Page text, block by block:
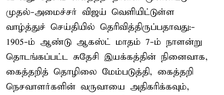
முதல்-அமைச்சர் விஜய் வெளியிட்டுள்ள
வாழ்த்துச் செய்தியில் தெரிவித்திருப்பதாவது:-
1905-ம் ஆண்டு ஆகஸ்ட் மாதம் 7-ம் நாளன்று
தொடங்கப்பட்ட சுதேசி இயக்கத்தின் நினைவாக,
கைத்தறித் தொழிலை மேம்படுத்தி, கைத்தறி
நெசவாளர்களின் வருவாயை அதிகரிக்கவும்,